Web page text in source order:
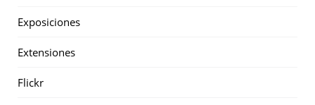
Exposiciones
Extensiones
Flickr